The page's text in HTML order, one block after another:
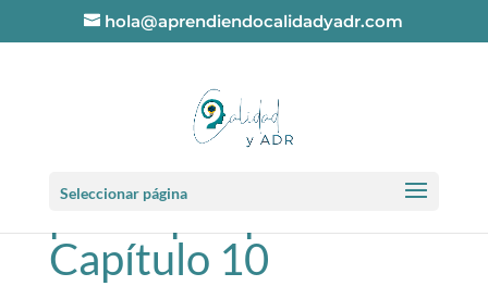
hola@aprendiendocalidadyadr.com
Seleccionar página
punto por punto:
Capítulo 10